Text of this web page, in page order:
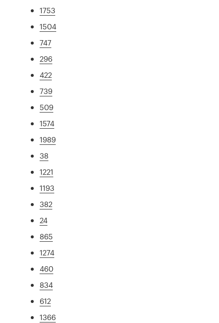
1753
1504
747
296
422
739
509
1574
1989
38
1221
1193
382
24
865
1274
460
834
612
1366